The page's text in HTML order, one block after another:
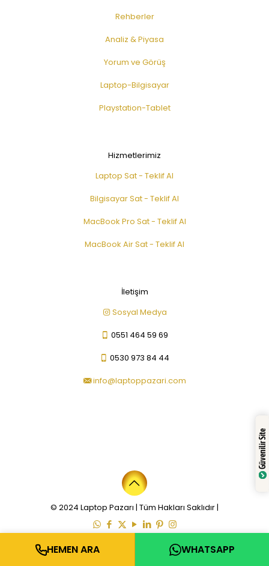
Rehberler
Analiz & Piyasa
Yorum ve Görüş
Laptop-Bilgisayar
Playstation-Tablet
Hizmetlerimiz
Laptop Sat - Teklif Al
Bilgisayar Sat - Teklif Al
MacBook Pro Sat - Teklif Al
MacBook Air Sat - Teklif Al
İletişim
Sosyal Medya
0551 464 59 69
0530 973 84 44
info@laptoppazari.com
© 2024 Laptop Pazarı | Tüm Hakları Saklıdır |
HEMEN ARA WHATSAPP
Güvenilir Site